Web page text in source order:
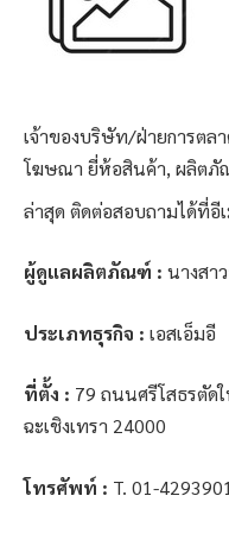
เจ้าของบริษัท/ฝ่ายการตล
โฆษณา ยี่ห้อสินค้า, ผลิตภั
ล่าสุด ติดต่อสอบถามได้ที่อี
ผู้ดูแลผลิตภัณฑ์ : นางสา
ประเภทธุรกิจ : เอสเอ็มอี
ที่ตั้ง : 79 ถนนศรีโสธรตัด
ฉะเชิงเทรา 24000
โทรศัพท์ : T. 01-4293901